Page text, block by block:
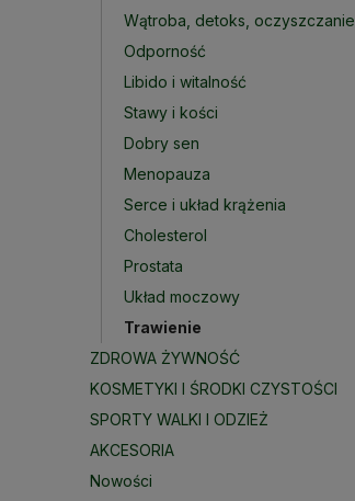
Wątroba, detoks, oczyszczanie
Odporność
Libido i witalność
Stawy i kości
Dobry sen
Menopauza
Serce i układ krążenia
Cholesterol
Prostata
Układ moczowy
Trawienie
ZDROWA ŻYWNOŚĆ
KOSMETYKI I ŚRODKI CZYSTOŚCI
SPORTY WALKI I ODZIEŻ
AKCESORIA
Nowości